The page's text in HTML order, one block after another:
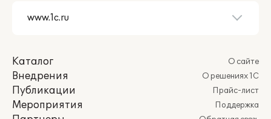
Каталог
Внедрения
Публикации
Мероприятия
О сайте
О решениях 1С
Прайс-лист
Поддержка